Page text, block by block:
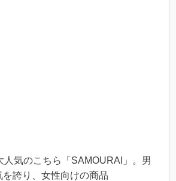
人気のこちら「SAMOURAI」。男
誇り、女性向けの商品